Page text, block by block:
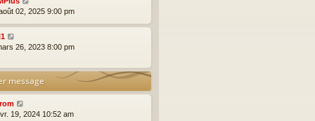
02, 2025 9:00 pm
26, 2023 8:00 pm
message
19, 2024 10:52 am